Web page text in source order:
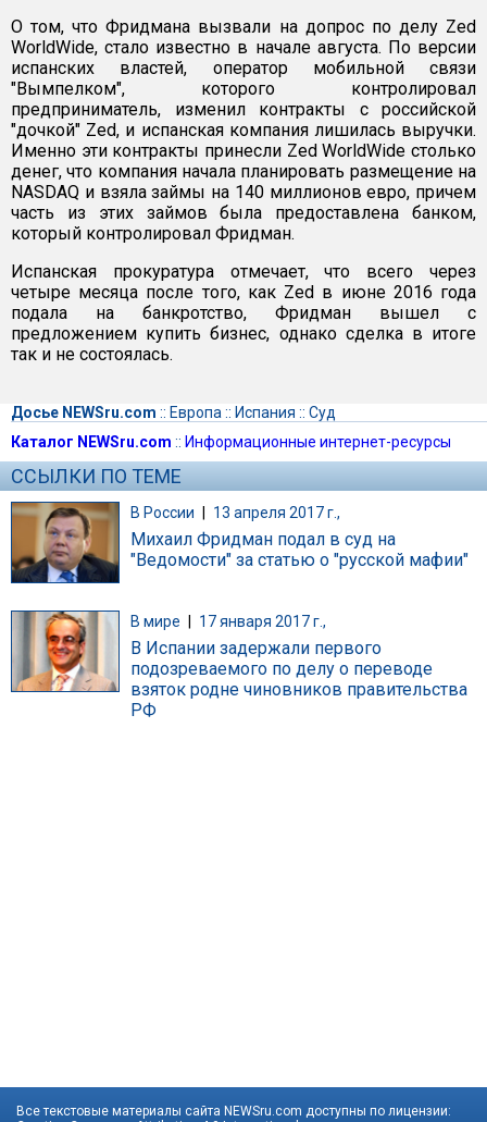
О том, что Фридмана вызвали на допрос по делу Zed
WorldWide, стало известно в начале августа. По версии
испанских властей, оператор мобильной связи
"Вымпелком", которого контролировал
предприниматель, изменил контракты с российской
"дочкой" Zed, и испанская компания лишилась выручки.
Именно эти контракты принесли Zed WorldWide столько
денег, что компания начала планировать размещение на
NASDAQ и взяла займы на 140 миллионов евро, причем
часть из этих займов была предоставлена банком,
который контролировал Фридман.
Испанская прокуратура отмечает, что всего через
четыре месяца после того, как Zed в июне 2016 года
подала на банкротство, Фридман вышел с
предложением купить бизнес, однако сделка в итоге
так и не состоялась.
Досье NEWSru.com :: Европа :: Испания :: Суд
Каталог NEWSru.com :: Информационные интернет-ресурсы
ССЫЛКИ ПО ТЕМЕ
В России | 13 апреля 2017 г.,
Михаил Фридман подал в суд на
"Ведомости" за статью о "русской мафии"
В мире 17 января 2017 г.,
В Испании задержали первого
подозреваемого по делу о переводе
взяток родне чиновников правительства
РФ
Все текстовые материалы сайта NEWSru.com доступны по лицензии: